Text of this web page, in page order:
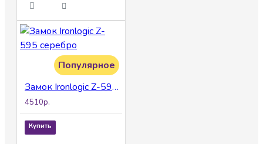
Популярное
Замок Ironlogic Z-595 серебро
4510р.
Купить